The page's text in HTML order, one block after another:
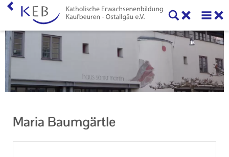
Maria Baumgärtle
Home
KEB Kaufbeuren
Unser Auftrag
Ihr Kontakt zu uns